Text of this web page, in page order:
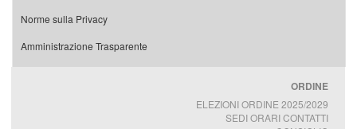
Norme sulla Privacy
Amministrazione Trasparente
ORDINE
ELEZIONI ORDINE 2025/2029
SEDI ORARI CONTATTI